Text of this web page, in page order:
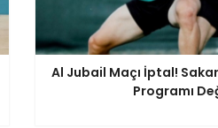
Al Jubail Maçı İptal!
Programı